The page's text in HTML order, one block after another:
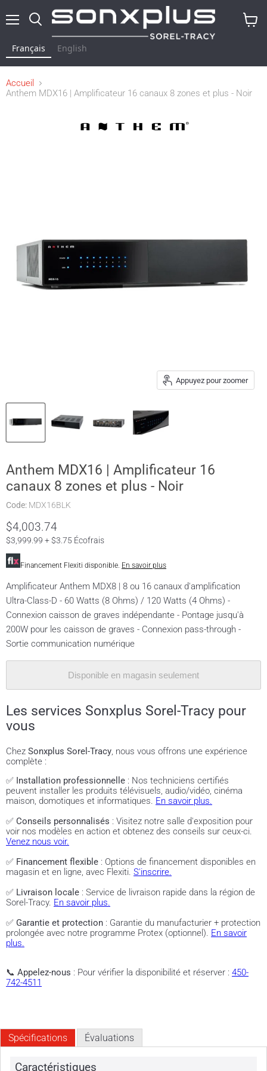
Français English
Accueil
Anthem MDX16 | Amplificateur 16 canaux 8 zones et plus - Noir
Appuyez pour zoomer
Anthem MDX16 | Amplificateur 16
canaux 8 zones et plus - Noir
Code: MDX16BLK
$4,003.74
$3,999.99 + $3.75 Écofrais
Financement Flexiti disponible. En savoir plus
Amplificateur Anthem MDX8 | 8 ou 16 canaux d'amplification
Ultra-Class-D - 60 Watts (8 Ohms) / 120 Watts (4 Ohms) -
Connexion caisson de graves indépendante - Pontage jusqu'à
200W pour les caisson de graves - Connexion pass-through -
Sortie communication numérique
Disponible en magasin seulement
Les services Sonxplus Sorel-Tracy pour
vous
Chez Sonxplus Sorel-Tracy, nous vous offrons une expérience
complète :
✅ Installation professionnelle : Nos techniciens certifiés
peuvent installer les produits télévisuels, audio/vidéo, cinéma
maison, domotiques et informatiques. En savoir plus.
✅ Conseils personnalisés : Visitez notre salle d'exposition pour
voir nos modèles en action et obtenez des conseils sur ceux-ci.
Venez nous voir.
✅ Financement flexible : Options de financement disponibles en
magasin et en ligne, avec Flexiti. S'inscrire.
✅ Livraison locale : Service de livraison rapide dans la région de
Sorel-Tracy. En savoir plus.
✅ Garantie et protection : Garantie du manufacturier + protection
prolongée avec notre programme Protex (optionnel). En savoir
plus.
📞 Appelez-nous : Pour vérifier la disponibilité et réserver : 450-
742-4511
Spécifications Évaluations
Caractéristiques